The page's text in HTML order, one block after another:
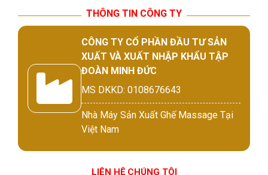
THÔNG TIN CÔNG TY
CÔNG TY CỔ PHẦN ĐẦU TƯ SẢN
XUẤT VÀ XUẤT NHẬP KHẨU TẬP
ĐOÀN MINH ĐỨC
MS DKKD: 0108676643
Nhà Máy Sản Xuất Ghế Massage Tại
Việt Nam
LIÊN HỆ CHÚNG TÔI